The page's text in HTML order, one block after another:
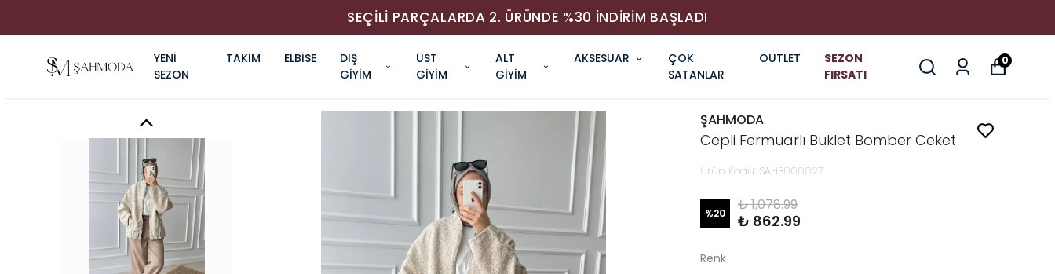
SEÇİLİ PARÇALARDA 2. ÜRÜNDE %30 İNDİRİM BAŞLADI
YENİ
SEZON
TAKIM ELBİSE
DIŞ
GİYİM
ÜST
GİYİM
ALT
GİYİM
AKSESUAR
ÇOK
SATANLAR
OUTLET
SEZON
FIRSATI
0
ŞAHMODA
Cepli Fermuarlı Buklet Bomber Ceket
Ürün Kodu: SAH3000027
%20 ₺ 1,078.99
₺ 862.99
Renk